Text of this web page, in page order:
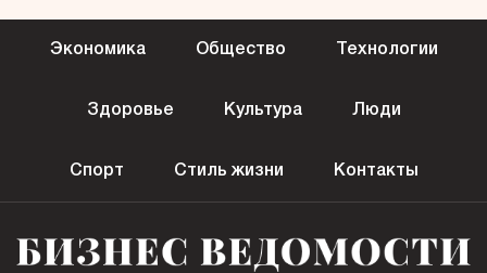
Экономика Общество Технологии
Здоровье Культура Люди
Спорт Стиль жизни Контакты